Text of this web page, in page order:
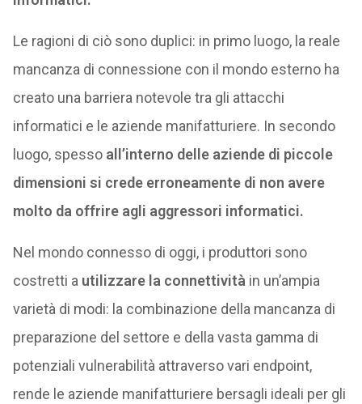
Le ragioni di ciò sono duplici: in primo luogo, la reale
mancanza di connessione con il mondo esterno ha
creato una barriera notevole tra gli attacchi
informatici e le aziende manifatturiere. In secondo
luogo, spesso all’interno delle aziende di piccole
dimensioni si crede erroneamente di non avere
molto da offrire agli aggressori informatici.
Nel mondo connesso di oggi, i produttori sono
costretti a utilizzare la connettività in un’ampia
varietà di modi: la combinazione della mancanza di
preparazione del settore e della vasta gamma di
potenziali vulnerabilità attraverso vari endpoint,
rende le aziende manifatturiere bersagli ideali per gli